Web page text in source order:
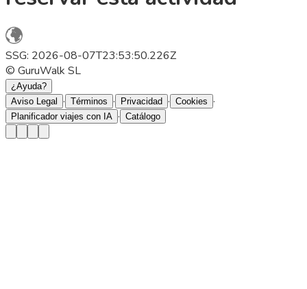
SSG: 2026-08-07T23:53:50.226Z
© GuruWalk SL
¿Ayuda?
Aviso Legal
· Términos · Privacidad · Cookies ·
Planificador viajes con IA · Catálogo